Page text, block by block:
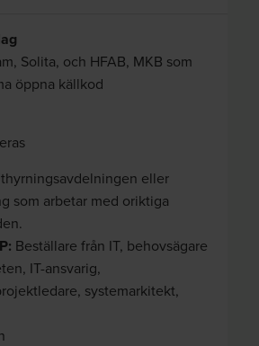
Solita, och HFAB, MKB som
öppna källkod
eller
som arbetar med oriktiga
Beställare från IT, behovsägare
IT-ansvarig,
systemarkitekt,